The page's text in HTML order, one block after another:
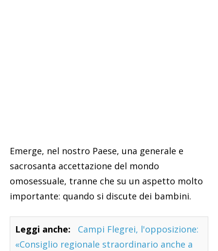
Emerge, nel nostro Paese, una generale e
sacrosanta accettazione del mondo
omosessuale, tranne che su un aspetto molto
importante: quando si discute dei bambini.
Leggi anche:
Campi Flegrei, l'opposizione:
«Consiglio regionale straordinario anche a